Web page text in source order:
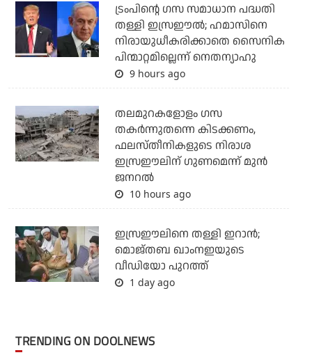
ട്രംപിന്റെ ഗസ സമാധാന പദ്ധതി
തള്ളി ഇസ്രഈല്‍; ഹമാസിനെ
നിരായുധീകരിക്കാതെ സൈനിക
പിന്മാറ്റമില്ലെന്ന് നെതന്യാഹു
9 hours ago
തലമുറകളോളം ഗസ
തകര്‍ന്നുതന്നെ കിടക്കണം,
ഫലസ്തീനികളുടെ നിരാശ
ഇസ്രഈലിന് ഗുണമെന്ന് മുന്‍
ജനറല്‍
10 hours ago
ഇസ്രഈലിനെ തള്ളി ഇറാന്‍;
മൊജ്തബ ഖാംനഇയുടെ
വീഡിയോ പുറത്ത്
1 day ago
TRENDING ON DOOLNEWS